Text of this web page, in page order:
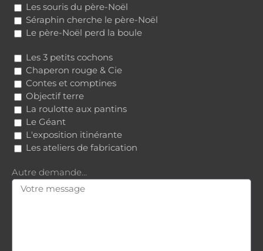
Les souris du père-Noël
Séraphin cherche le père-Noël
Le père-Noël perd la boule
Les 3 petits cochons
Chaperon rouge & Cie
Contes et comptines
Objectif terre
La roulotte aux pantins
Le Géant
L'exposition itinérante
Les ateliers de fabrication
Autre demande…